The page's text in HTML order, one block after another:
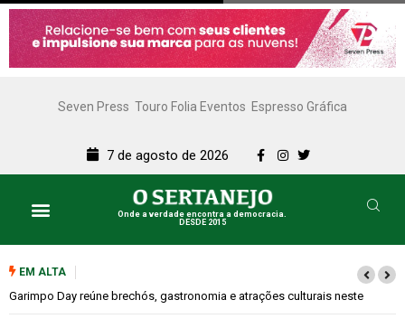
Seven Press Touro Folia Eventos Espresso Gráfica
7 de agosto de 2026
Onde a verdade encontra a democracia.
DESDE 2015
EM ALTA
Bugonia transforma paranoia e conspiração em um suspense